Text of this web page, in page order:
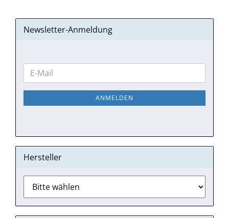
Newsletter-Anmeldung
WEITER
ZUR
NEWSLETTER-
E-
Mail
ANMELDEN
Hersteller